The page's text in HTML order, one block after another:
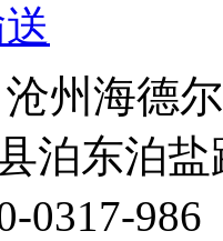
沧州海德
泊东泊盐
0317-986